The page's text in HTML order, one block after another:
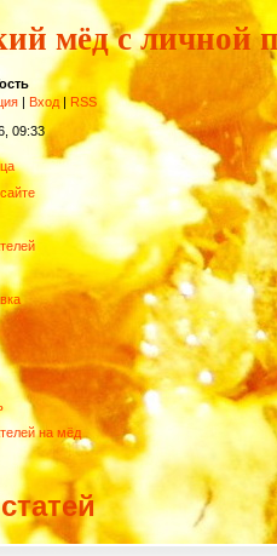
мёд с личной
| Вход | RSS
09:33
на мёд